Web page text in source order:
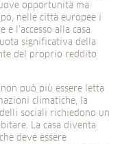
opportunità ma
nelle città europee i
l’accesso alla casa
significativa della
del proprio reddito
può più essere letta
climatiche, la
sociali richiedono un
La casa diventa
deve essere